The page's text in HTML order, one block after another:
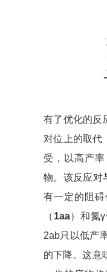
有了优化的反
对位上的取代
受，以高产
物。该反应对
有一定的阻
（ 1aa）和氮γ
2ab只以低产
的下降。这意